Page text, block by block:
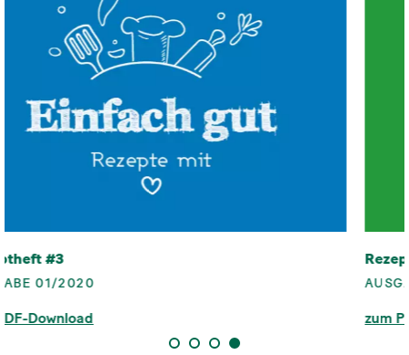
1
2 3 4